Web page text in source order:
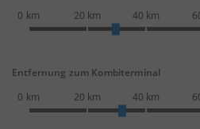
0 km
20 km 40 km
Entfernung zum Kombiterminal
0 km
20 km 40 km